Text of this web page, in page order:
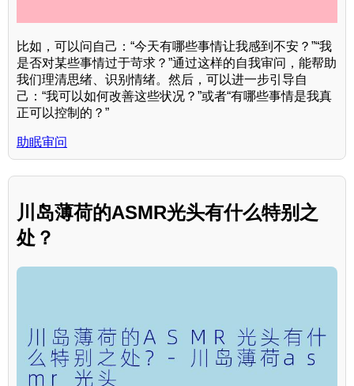
比如，可以问自己：“今天有哪些事情让我感到不安？”“我
是否对某些事情过于苛求？”通过这样的自我审问，能帮助
我们理清思绪、识别情绪。然后，可以进一步引导自
己：“我可以如何改善这些状况？”或者“有哪些事情是我真
正可以控制的？”
助眠审问
川岛薄荷的ASMR光头有什么特别之
处？